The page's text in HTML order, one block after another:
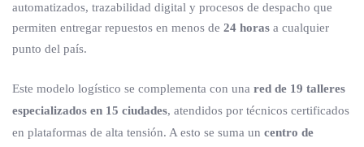
automatizados, trazabilidad digital y procesos de despacho que
permiten entregar repuestos en menos de 24 horas a cualquier
punto del país.
Este modelo logístico se complementa con una red de 19 talleres
especializados en 15 ciudades, atendidos por técnicos certificados
en plataformas de alta tensión. A esto se suma un centro de